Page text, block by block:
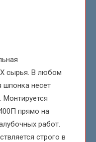
сырья. В любом
шпонка несет
Монтируется
прямо на
работ.
строго в